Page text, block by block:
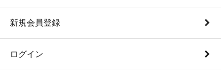
新規会員登録
ログイン